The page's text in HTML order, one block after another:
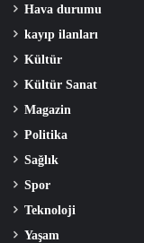
Hava durumu
kayıp ilanları
Kültür
Kültür Sanat
Magazin
Politika
Sağlık
Spor
Teknoloji
Yaşam